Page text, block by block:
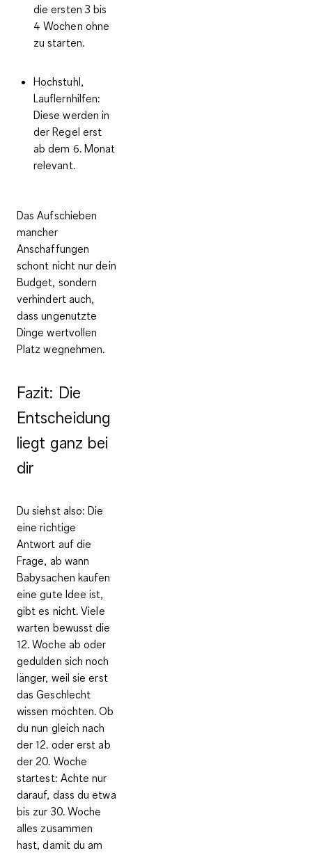
die ersten 3 bis
4 Wochen ohne
zu starten.
Hochstuhl,
Lauflernhilfen:
Diese werden in
der Regel erst
ab dem 6. Monat
relevant.
Das Aufschieben
mancher
Anschaffungen
schont nicht nur dein
Budget, sondern
verhindert auch,
dassungenutzte
Dinge wertvollen
Platz wegnehmen.
Fazit: Die
Entscheidung
liegt ganz bei
dir
Du siehst also: Die
eine richtige
Antwort auf die
Frage, ab wann
Babysachen kaufen
eine gute Idee ist,
gibt es nicht. Viele
warten bewusst die
12. Woche ab oder
gedulden sich noch
länger, weil sie erst
das Geschlecht
wissen möchten. Ob
du nun gleich nach
der 12. oder erst ab
der 20. Woche
startest: Achte nur
darauf, dass du etwa
bis zur 30. Woche
alles zusammen
hast, damit du am